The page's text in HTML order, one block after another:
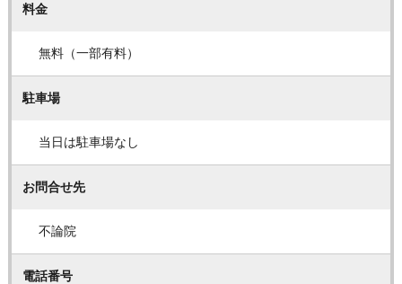
料金
無料（一部有料）
駐車場
当日は駐車場なし
お問合せ先
不論院
電話番号